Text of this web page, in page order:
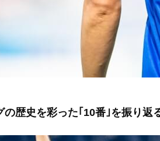
歴史を彩った｢10番｣を振り返